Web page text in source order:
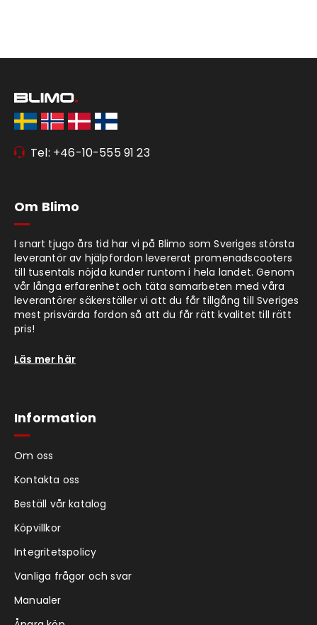
Tel: +46-10-555 91 23
Om Blimo
I snart tjugo års tid har vi på Blimo som Sveriges största
leverantör av hjälpfordon levererat promenadscooters
till tusentals nöjda kunder runtom i hela landet. Genom
vår långa erfarenhet och täta samarbeten med våra
leverantörer säkerställer vi att du får tillgång till Sveriges
mest prisvärda fordon så att du får rätt kvalitet till rätt
pris!
Läs mer här
Information
Om oss
Kontakta oss
Beställ vår katalog
Köpvillkor
Integritetspolicy
Vanliga frågor och svar
Manualer